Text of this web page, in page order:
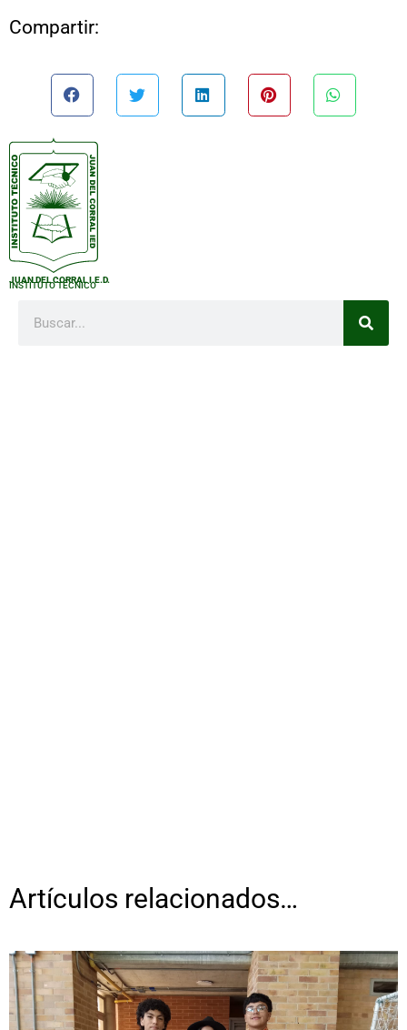
Compartir:
INSTITUTO TÉCNICO
JUAN DEL CORRAL I.E.D.
Artículos relacionados…